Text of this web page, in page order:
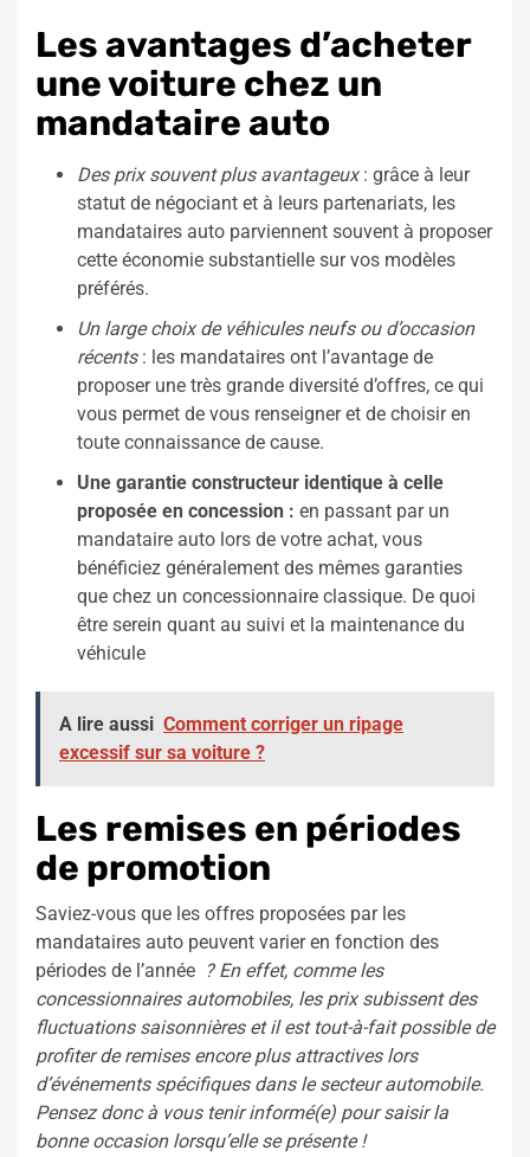
Les avantages d’acheter
une voiture chez un
mandataire auto
Des prix souvent plus avantageux: grâce à leur
statut de négociant et à leurs partenariats, les
mandataires auto parviennent souvent à proposer
cette économie substantielle sur vos modèles
préférés.
Un large choix de véhicules neufs ou d’occasion
récents: les mandataires ont l’avantage de
proposer une très grande diversité d’offres, ce qui
vous permet de vous renseigner et de choisir en
toute connaissance de cause.
Une garantie constructeur identique à celle
proposée en concession : en passant par un
mandataire auto lors de votre achat, vous
bénéficiez généralement des mêmes garanties
que chez un concessionnaire classique. De quoi
être serein quant au suivi et la maintenance du
véhicule
A lire aussi Comment corriger un ripage
excessif sur sa voiture ?
Les remises en périodes
de promotion
Saviez-vous que les offres proposées par les
mandataires auto peuvent varier en fonction des
périodes de l’année ? En effet, comme les
concessionnaires automobiles, les prix subissent des
fluctuations saisonnières et il est tout-à-fait possible de
profiter de remises encore plus attractives lors
d’événements spécifiques dans le secteur automobile.
Pensez donc à vous tenir informé(e) pour saisir la
bonne occasion lorsqu’elle se présente !